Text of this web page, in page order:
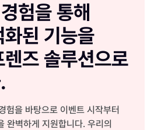
험을 통해
된 기능을
즈 솔루션으로
험을 바탕으로 이벤트 시작부터
완벽하게 지원합니다. 우리의